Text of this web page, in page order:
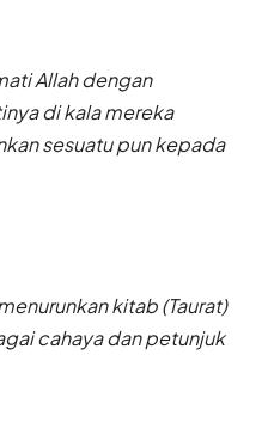
Allah dengan
di kala mereka
sesuatu pun kepada
kitab (Taurat)
cahaya dan petunjuk